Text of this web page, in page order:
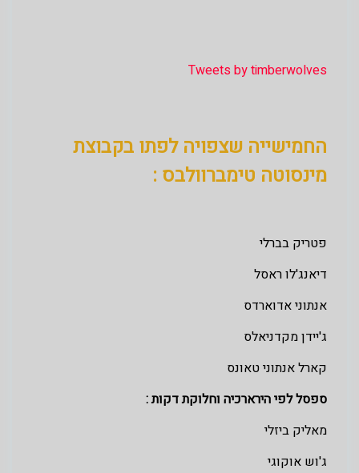
Tweets by timberwolves
החמישייה שצפויה לפתו בקבוצת
מינסוטה טימברוולבס :
פטריק בברלי
דיאנג'לו ראסל
אנתוני אדוארדס
ג'יידן מקדניאלס
קארל אנתוני טאונס
ספסל לפי הירארכיה וחלוקת דקות :
מאליק ביזלי
ג'וש אוקוגי